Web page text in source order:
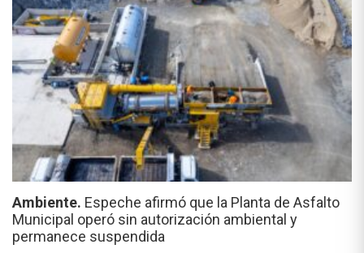
Ambiente. Espeche afirmó que la Planta de Asfalto
Municipal operó sin autorización ambiental y
permanece suspendida